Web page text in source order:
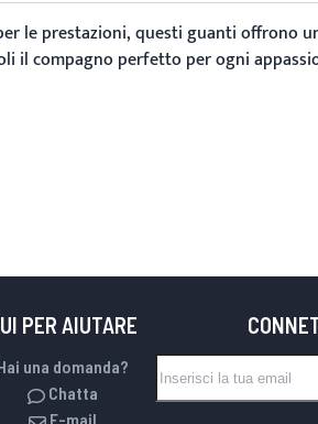
le prestazioni, questi guanti offrono
il compagno perfetto per ogni
PER AIUTARE
una domanda?
Chatta
E-mail
NEWSLETTER